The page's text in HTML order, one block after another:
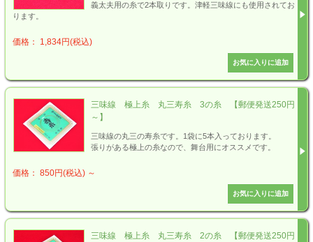
義太夫用の糸で2本取りです。津軽三味線にも使用されてお
ります。
価格： 1,834円(税込)
三味線 極上糸 丸三寿糸 3の糸 【郵便発送250円
～】
三味線の丸三の寿糸です。1袋に5本入っております。
張りがある極上の糸なので、舞台用にオススメです。
価格： 850円(税込) ～
三味線 極上糸 丸三寿糸 2の糸 【郵便発送250円